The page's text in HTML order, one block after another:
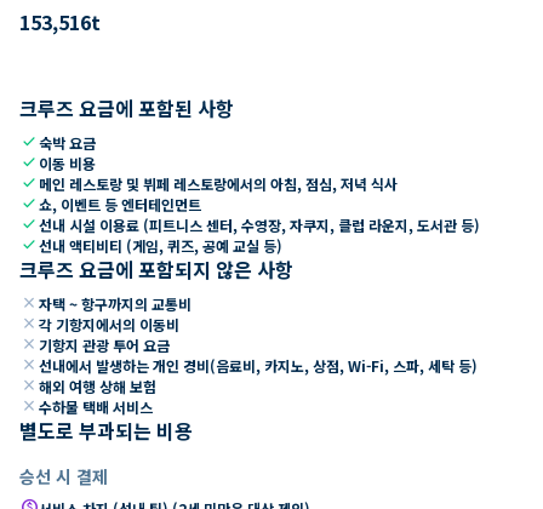
153,516t
크루즈 요금에 포함된 사항
check숙박 요금
check 이동 비용
check 메인 레스토랑 및 뷔페 레스토랑에서의 아침, 점심, 저녁 식사
check쇼, 이벤트 등 엔터테인먼트
check선내 시설 이용료 (피트니스 센터, 수영장, 자쿠지, 클럽 라운지, 도서관 등)
check선내 액티비티 (게임, 퀴즈, 공예 교실 등)
크루즈 요금에 포함되지 않은 사항
close 자택 ~ 항구까지의 교통비
close 각 기항지에서의 이동비
close 기항지 관광 투어 요금
close 선내에서 발생하는 개인 경비(음료비, 카지노, 상점, Wi-Fi, 스파, 세탁 등)
close 해외 여행 상해 보험
close 수하물 택배 서비스
별도로 부과되는 비용
승선 시 결제